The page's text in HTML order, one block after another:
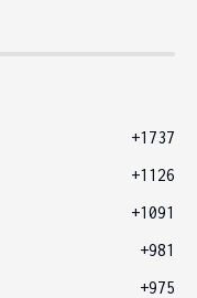
+1737
+1126
+1091
+981
+975